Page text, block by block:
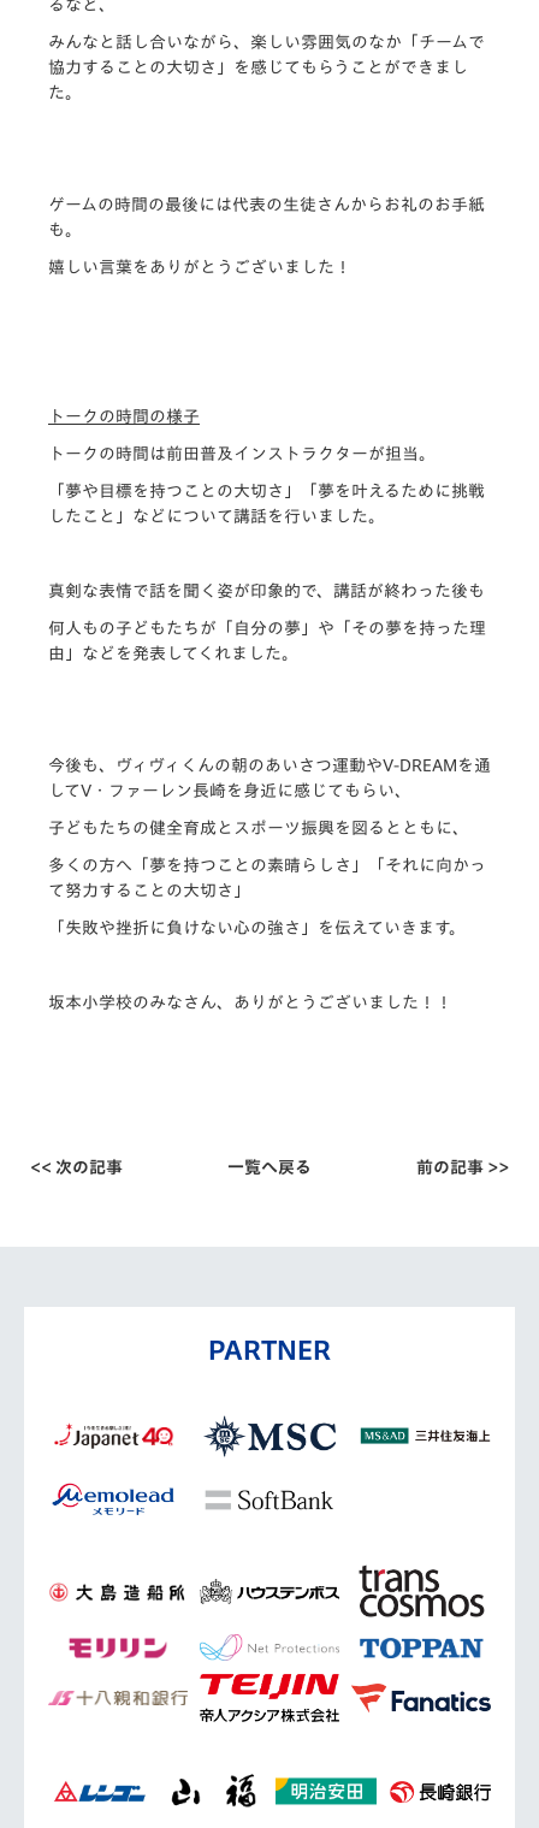
るなど、
みんなと話し合いながら、楽しい雰囲気のなか「チームで
協力することの大切さ」を感じてもらうことができまし
た。
ゲームの時間の最後には代表の生徒さんからお礼のお手紙
も。
嬉しい言葉をありがとうございました！
トークの時間の様子
トークの時間は前田普及インストラクターが担当。
「夢や目標を持つことの大切さ」「夢を叶えるために挑戦
したこと」などについて講話を行いました。
真剣な表情で話を聞く姿が印象的で、講話が終わった後も
何人もの子どもたちが「自分の夢」や「その夢を持った理
由」などを発表してくれました。
今後も、ヴィヴィくんの朝のあいさつ運動やV-DREAMを通
してV・ファーレン長崎を身近に感じてもらい、
子どもたちの健全育成とスポーツ振興を図るとともに、
多くの方へ「夢を持つことの素晴らしさ」「それに向かっ
て努力することの大切さ」
「失敗や挫折に負けない心の強さ」を伝えていきます。
坂本小学校のみなさん、ありがとうございました！！
<< 次の記事 一覧へ戻る 前の記事 >>
PARTNER